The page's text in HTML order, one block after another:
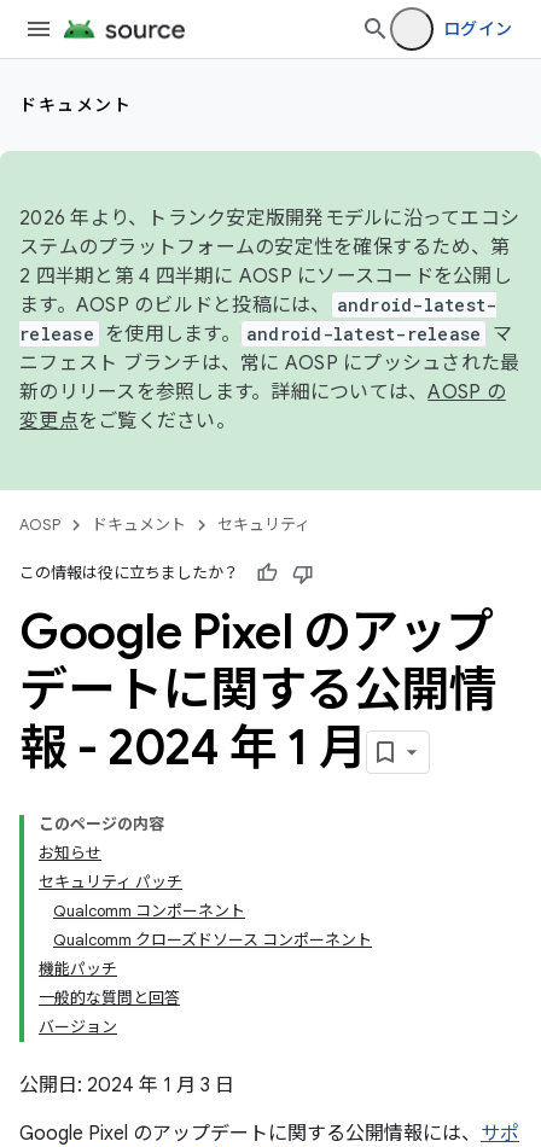
ログイン
ドキュメント
2026 年より、トランク安定版開発モデルに沿ってエコシ
ステムのプラットフォームの安定性を確保するため、第
2 四半期と第 4 四半期に AOSP にソースコードを公開し
ます。AOSP のビルドと投稿には、
android-latest-
release
を使用します。 android-latest-release
マ
ニフェスト ブランチは、常に AOSP にプッシュされた最
新のリリースを参照します。詳細については、AOSP の
変更点をご覧ください。
AOSP ドキュメント セキュリティ
この情報は役に立ちましたか？
Google Pixel のアップ
デートに関する公開情
報 - 2024 年 1 月
このページの内容
お知らせ
セキュリティ パッチ
Qualcomm コンポーネント
Qualcomm クローズドソース コンポーネント
機能パッチ
一般的な質問と回答
バージョン
公開日: 2024 年 1 月 3 日
Google Pixel のアップデートに関する公開情報には、 サポ